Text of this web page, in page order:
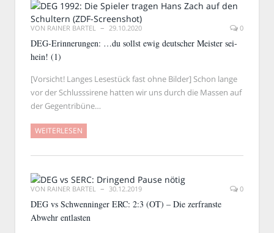
VON RAINER BARTEL 29.10.2020 0
DEG-Erinnerungen: …du sollst ewig deutscher Meister sei-
hein! (1)
[Vorsicht! Langes Lesestück fast ohne Bilder] Schon lange
vor der Schlusssirene hatten wir uns durch die Massen auf
der Gegentribüne…
WEITERLESEN
VON RAINER BARTEL 30.12.2019 0
DEG vs Schwenninger ERC: 2:3 (OT) – Die zerfranste
Abwehr entlasten